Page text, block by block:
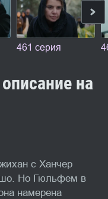
461 серия
на
с Ханчер
Но Гюльфем в
намерена